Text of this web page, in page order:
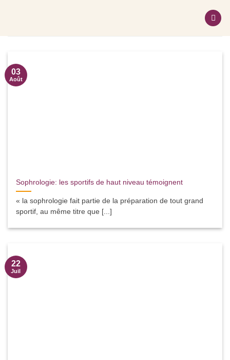
Sophrologie: les sportifs de haut niveau témoignent
« la sophrologie fait partie de la préparation de tout grand
sportif, au même titre que [...]
03
Août
22
Juil